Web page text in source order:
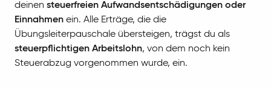
deinen steuerfreien Aufwandsentschädigungen oder
Einnahmen ein. Alle Erträge, die die
Übungsleiterpauschale übersteigen, trägst du als
steuerpflichtigen Arbeitslohn, von dem noch kein
Steuerabzug vorgenommen wurde, ein.